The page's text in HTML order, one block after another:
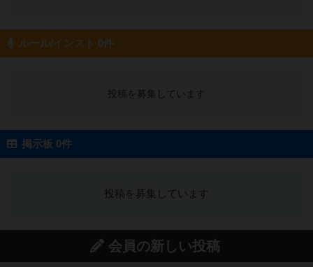
ルール/インスト 0件
投稿を募集しています
掲示板 0件
投稿を募集しています
会員の新しい投稿